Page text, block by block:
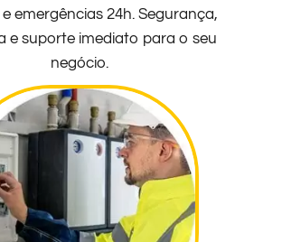
emergências 24h. Segurança,
e suporte imediato para o seu
negócio.